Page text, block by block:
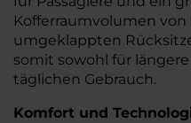
Kofferraumvolumen von
umgeklappten
somit sowohl für
täglichen Gebrauch.
Komfort und